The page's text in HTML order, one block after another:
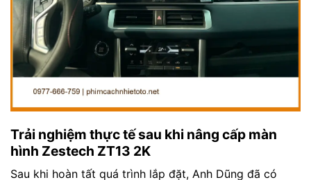
Trải nghiệm thực tế sau khi nâng cấp màn
hình Zestech ZT13 2K
Sau khi hoàn tất quá trình lắp đặt, Anh Dũng đã có